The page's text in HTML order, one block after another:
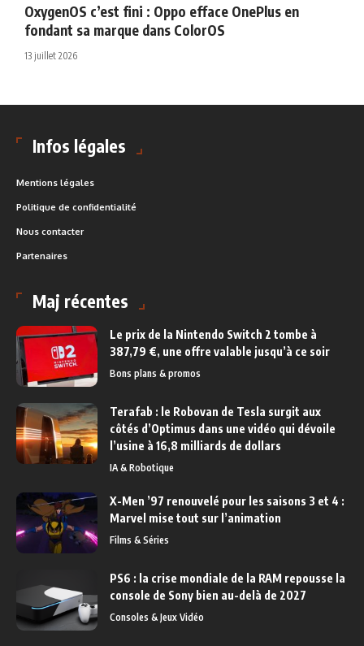
OxygenOS c’est fini : Oppo efface OnePlus en
fondant sa marque dans ColorOS
13 juillet 2026
Infos légales
Mentions légales
Politique de confidentialité
Nous contacter
Partenaires
Maj récentes
Le prix de la Nintendo Switch 2 tombe à
387,79 €, une offre valable jusqu’à ce soir
Bons plans & promos
Terafab : le Robovan de Tesla surgit aux
côtés d’Optimus dans une vidéo qui dévoile
l’usine à 16,8 milliards de dollars
IA & Robotique
X-Men ’97 renouvelé pour les saisons 3 et 4 :
Marvel mise tout sur l’animation
Films & Séries
PS6 : la crise mondiale de la RAM repousse la
console de Sony bien au-delà de 2027
Consoles & Jeux Vidéo